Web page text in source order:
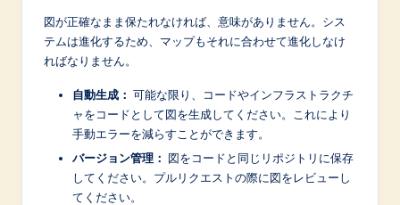
図が正確なまま保たれなければ、意味がありません。シス
テムは進化するため、マップもそれに合わせて進化しなけ
ればなりません。
自動生成： 可能な限り、コードやインフラストラクチ
ャをコードとして図を生成してください。これにより
手動エラーを減らすことができます。
バージョン管理： 図をコードと同じリポジトリに保存
してください。プルリクエストの際に図をレビューし
てください。